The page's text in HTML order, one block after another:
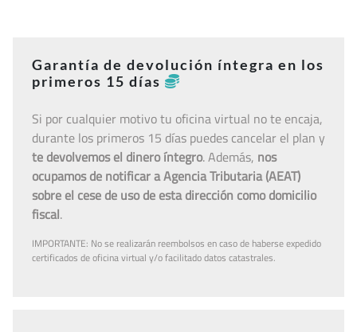
Garantía de devolución íntegra en los
primeros 15 días
Si por cualquier motivo tu oficina virtual no te encaja,
durante los primeros 15 días puedes cancelar el plan y
te devolvemos el dinero íntegro. Además, nos
ocupamos de notificar a Agencia Tributaria (AEAT)
sobre el cese de uso de esta dirección como domicilio
fiscal.
IMPORTANTE: No se realizarán reembolsos en caso de haberse expedido
certificados de oficina virtual y/o facilitado datos catastrales.